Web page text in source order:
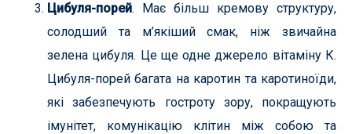
Цибуля-порей. Має більш кремову структуру,
солодший та м’якіший смак, ніж звичайна
зелена цибуля. Це ще одне джерело вітаміну К.
Цибуля-порей багата на каротин та каротиноїди,
які забезпечують гостроту зору, покращують
імунітет, комунікацію клітин між собою та